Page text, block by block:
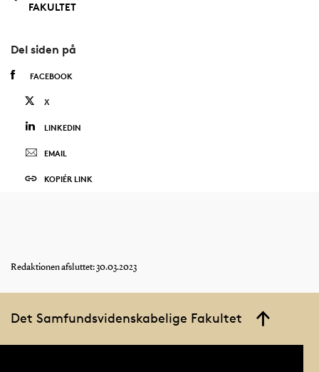
FAKULTET
Del siden på
FACEBOOK
X
LINKEDIN
EMAIL
KOPIÉR LINK
Redaktionen afsluttet: 30.03.2023
Det Samfundsvidenskabelige Fakultet